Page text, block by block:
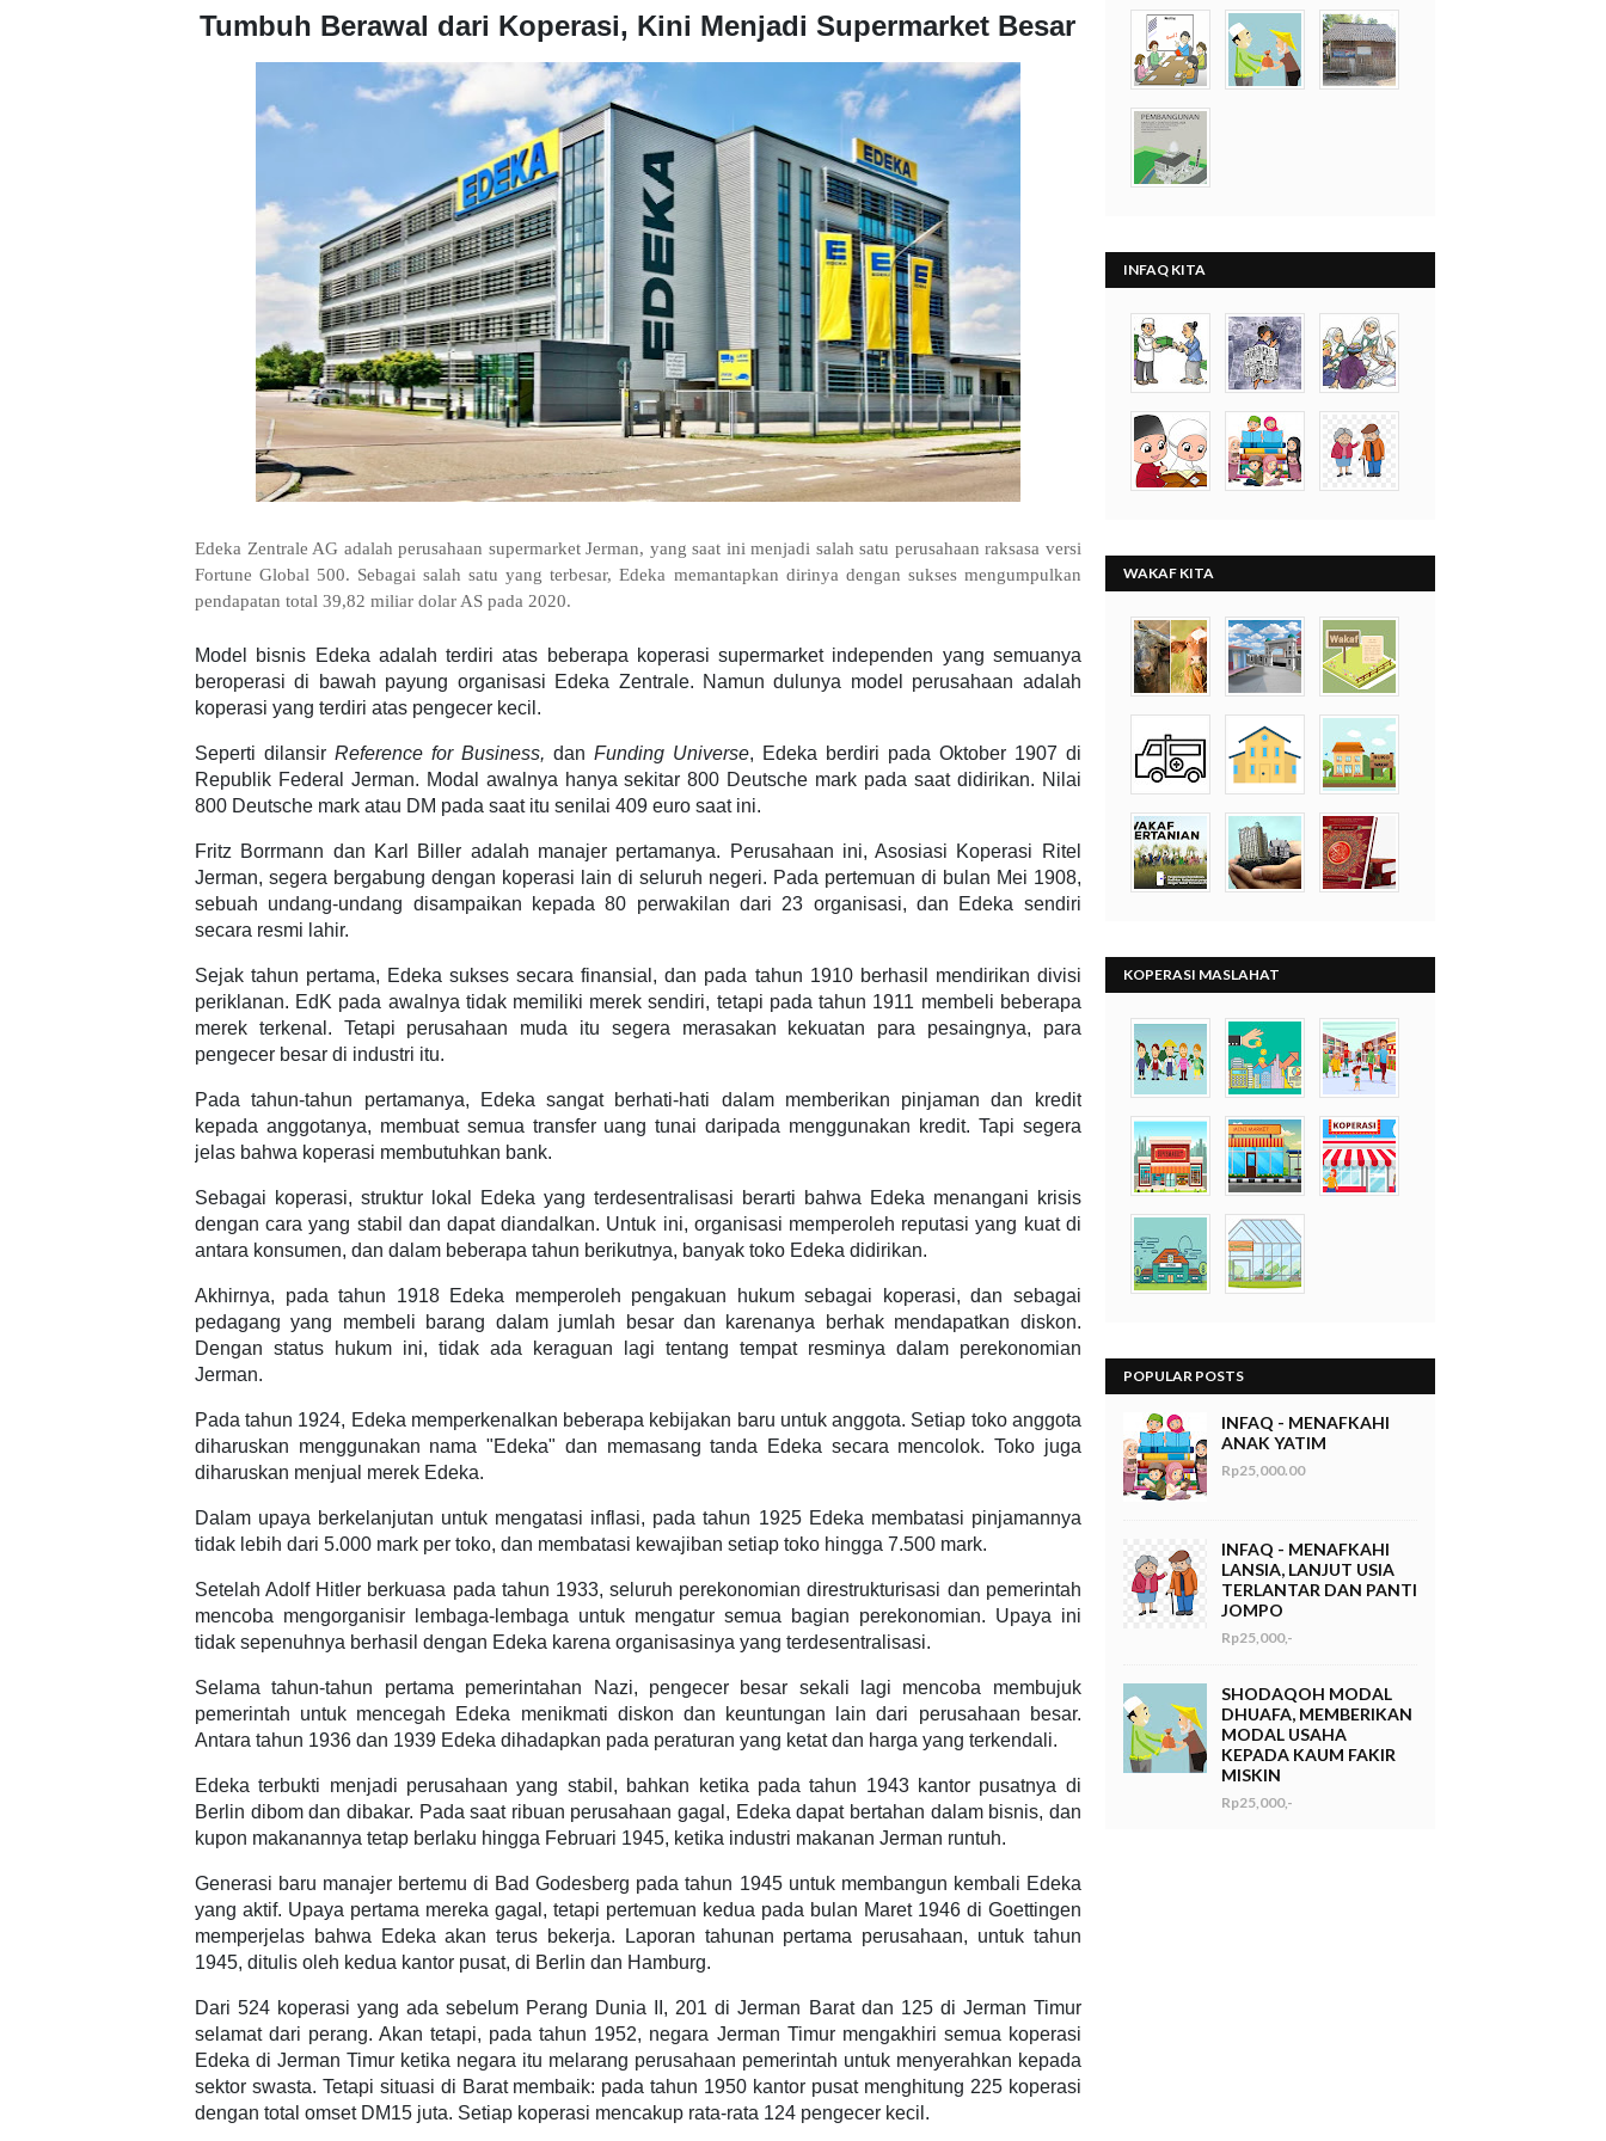
Tumbuh Berawal dari Koperasi, Kini Menjadi Supermarket Besar
Edeka Zentrale AG adalah perusahaan supermarket Jerman, yang saat ini menjadi salah satu perusahaan raksasa versi
Fortune Global 500. Sebagai salah satu yang terbesar, Edeka memantapkan dirinya dengan sukses mengumpulkan
pendapatan total 39,82 miliar dolar AS pada 2020.
Model bisnis Edeka adalah terdiri atas beberapa koperasi supermarket independen yang semuanya
beroperasi di bawah payung organisasi Edeka Zentrale. Namun dulunya model perusahaan adalah
koperasi yang terdiri atas pengecer kecil.
Seperti dilansir Reference for Business, dan Funding Universe, Edeka berdiri pada Oktober 1907 di
Republik Federal Jerman. Modal awalnya hanya sekitar 800 Deutsche mark pada saat didirikan. Nilai
800 Deutsche mark atau DM pada saat itu senilai 409 euro saat ini.
Fritz Borrmann dan Karl Biller adalah manajer pertamanya. Perusahaan ini, Asosiasi Koperasi Ritel
Jerman, segera bergabung dengan koperasi lain di seluruh negeri. Pada pertemuan di bulan Mei 1908,
sebuah undang-undang disampaikan kepada 80 perwakilan dari 23 organisasi, dan Edeka sendiri
secara resmi lahir.
Sejak tahun pertama, Edeka sukses secara finansial, dan pada tahun 1910 berhasil mendirikan divisi
periklanan. EdK pada awalnya tidak memiliki merek sendiri, tetapi pada tahun 1911 membeli beberapa
merek terkenal. Tetapi perusahaan muda itu segera merasakan kekuatan para pesaingnya, para
pengecer besar di industri itu.
Pada tahun-tahun pertamanya, Edeka sangat berhati-hati dalam memberikan pinjaman dan kredit
kepada anggotanya, membuat semua transfer uang tunai daripada menggunakan kredit. Tapi segera
jelas bahwa koperasi membutuhkan bank.
Sebagai koperasi, struktur lokal Edeka yang terdesentralisasi berarti bahwa Edeka menangani krisis
dengan cara yang stabil dan dapat diandalkan. Untuk ini, organisasi memperoleh reputasi yang kuat di
antara konsumen, dan dalam beberapa tahun berikutnya, banyak toko Edeka didirikan.
Akhirnya, pada tahun 1918 Edeka memperoleh pengakuan hukum sebagai koperasi, dan sebagai
pedagang yang membeli barang dalam jumlah besar dan karenanya berhak mendapatkan diskon.
Dengan status hukum ini, tidak ada keraguan lagi tentang tempat resminya dalam perekonomian
Jerman.
Pada tahun 1924, Edeka memperkenalkan beberapa kebijakan baru untuk anggota. Setiap toko anggota
diharuskan menggunakan nama "Edeka" dan memasang tanda Edeka secara mencolok. Toko juga
diharuskan menjual merek Edeka.
Dalam upaya berkelanjutan untuk mengatasi inflasi, pada tahun 1925 Edeka membatasi pinjamannya
tidak lebih dari 5.000 mark per toko, dan membatasi kewajiban setiap toko hingga 7.500 mark.
Setelah Adolf Hitler berkuasa pada tahun 1933, seluruh perekonomian direstrukturisasi dan pemerintah
mencoba mengorganisir lembaga-lembaga untuk mengatur semua bagian perekonomian. Upaya ini
tidak sepenuhnya berhasil dengan Edeka karena organisasinya yang terdesentralisasi.
Selama tahun-tahun pertama pemerintahan Nazi, pengecer besar sekali lagi mencoba membujuk
pemerintah untuk mencegah Edeka menikmati diskon dan keuntungan lain dari perusahaan besar.
Antara tahun 1936 dan 1939 Edeka dihadapkan pada peraturan yang ketat dan harga yang terkendali.
Edeka terbukti menjadi perusahaan yang stabil, bahkan ketika pada tahun 1943 kantor pusatnya di
Berlin dibom dan dibakar. Pada saat ribuan perusahaan gagal, Edeka dapat bertahan dalam bisnis, dan
kupon makanannya tetap berlaku hingga Februari 1945, ketika industri makanan Jerman runtuh.
Generasi baru manajer bertemu di Bad Godesberg pada tahun 1945 untuk membangun kembali Edeka
yang aktif. Upaya pertama mereka gagal, tetapi pertemuan kedua pada bulan Maret 1946 di Goettingen
memperjelas bahwa Edeka akan terus bekerja. Laporan tahunan pertama perusahaan, untuk tahun
1945, ditulis oleh kedua kantor pusat, di Berlin dan Hamburg.
Dari 524 koperasi yang ada sebelum Perang Dunia II, 201 di Jerman Barat dan 125 di Jerman Timur
selamat dari perang. Akan tetapi, pada tahun 1952, negara Jerman Timur mengakhiri semua koperasi
Edeka di Jerman Timur ketika negara itu melarang perusahaan pemerintah untuk menyerahkan kepada
sektor swasta. Tetapi situasi di Barat membaik: pada tahun 1950 kantor pusat menghitung 225 koperasi
dengan total omset DM15 juta. Setiap koperasi mencakup rata-rata 124 pengecer kecil.
INFAQ KITA
WAKAF KITA
KOPERASI MASLAHAT
POPULAR POSTS
INFAQ - MENAFKAHI
ANAK YATIM
Rp25,000.00
INFAQ - MENAFKAHI
LANSIA, LANJUT USIA
TERLANTAR DAN PANTI
JOMPO
Rp25,000,-
SHODAQOH MODAL
DHUAFA, MEMBERIKAN
MODAL USAHA
KEPADA KAUM FAKIR
MISKIN
Rp25,000,-